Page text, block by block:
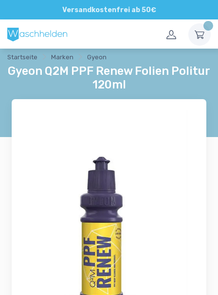
Versandkostenfrei ab 50€
Direkte und persönliche Beratung
Startseite Marken Gyeon
Gyeon Q2M PPF Renew Folien Politur
120ml